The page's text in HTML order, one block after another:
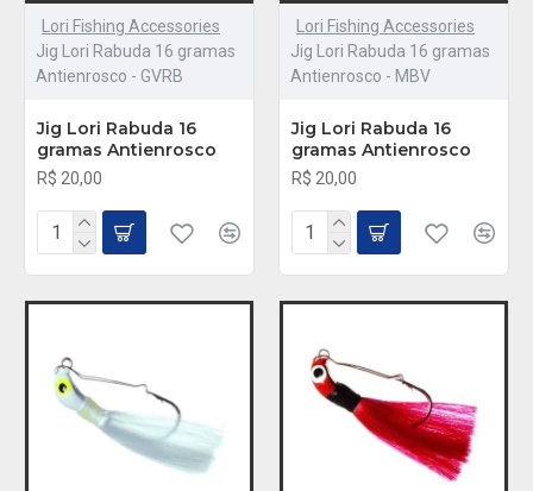
Lori Fishing Accessories
Jig Lori Rabuda 16 gramas
Antienrosco - GVRB
Jig Lori Rabuda 16
gramas Antienrosco
R$ 20,00
Lori Fishing Accessories
Jig Lori Rabuda 16 gramas
Antienrosco - MBV
Jig Lori Rabuda 16
gramas Antienrosco
R$ 20,00